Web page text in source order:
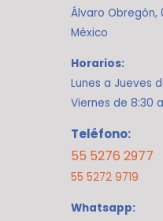
Álvaro Obregón,
México
Horarios:
Lunes a Jueves
Viernes de 8:30
Teléfono:
55 5276 2977
55 5272 9719
Whatsapp: